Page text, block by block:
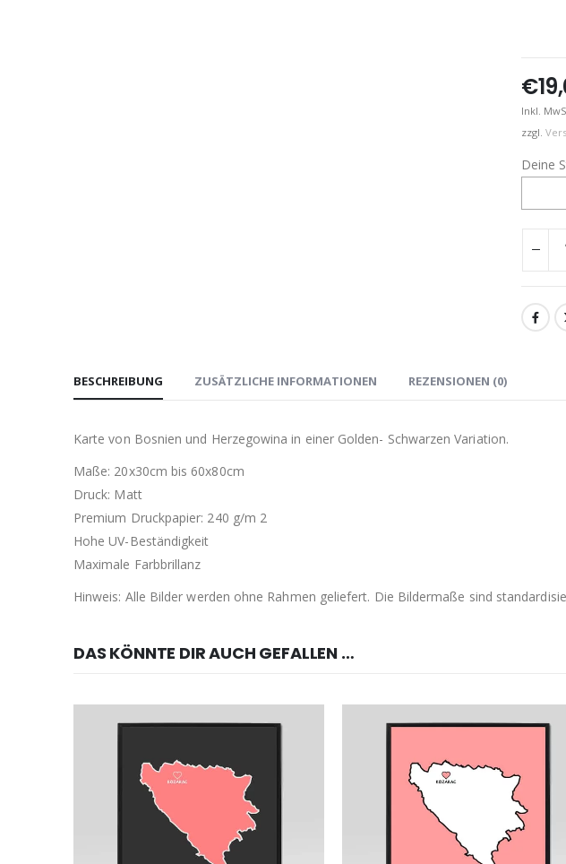
€
Inkl.
zzgl.
Deine
BESCHREIBUNG ZUSÄTZLICHE INFORMATIONEN REZENSIONEN (0)
Karte von Bosnien und Herzegowina in einer Golden- Schwarzen Variation.
Maße: 20x30cm bis 60x80cm
Druck: Matt
Premium Druckpapier: 240 g/m 2
Hohe UV-Beständigkeit
Maximale Farbbrillanz
Hinweis: Alle Bilder werden ohne Rahmen geliefert. Die Bildermaße sind
DAS KÖNNTE DIR AUCH GEFALLEN …